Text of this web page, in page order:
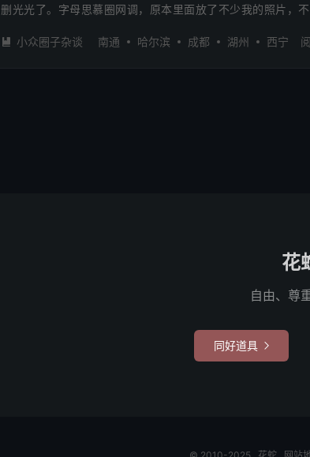
删光光了。字母思慕圈网调，原本里面放了不少我的照片，
 小众圈子杂谈 南通 哈尔滨 成都 湖州 西宁
花
自由、尊
同好道具 